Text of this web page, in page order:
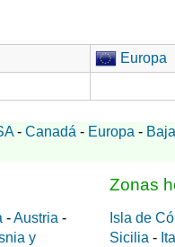
Europa
- Canadá - Europa -
Zonas
-Austria -
y
Isla de
Sicilia -